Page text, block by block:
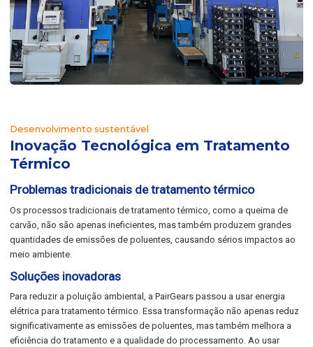
Desenvolvimento sustentável
Inovação Tecnológica em Tratamento
Térmico
Problemas tradicionais de tratamento térmico
Os processos tradicionais de tratamento térmico, como a queima de
carvão, não são apenas ineficientes, mas também produzem grandes
quantidades de emissões de poluentes, causando sérios impactos ao
meio ambiente.
Soluções inovadoras
Para reduzir a poluição ambiental, a PairGears passou a usar energia
elétrica para tratamento térmico. Essa transformação não apenas reduz
significativamente as emissões de poluentes, mas também melhora a
eficiência do tratamento e a qualidade do processamento. Ao usar